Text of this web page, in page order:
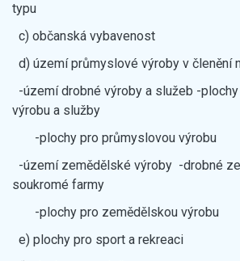
typu
c) občanská vybavenost
d) území průmyslové výroby v členění
-území drobné výroby a služeb -
výrobu a služby
-plochy pro průmyslovou výrobu
-území zemědělské výroby -drobné
soukromé farmy
-plochy pro zemědělskou výrobu
e) plochy pro sport a rekreaci